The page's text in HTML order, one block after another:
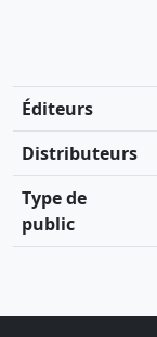
Éditeurs
Distributeurs
Type de
public